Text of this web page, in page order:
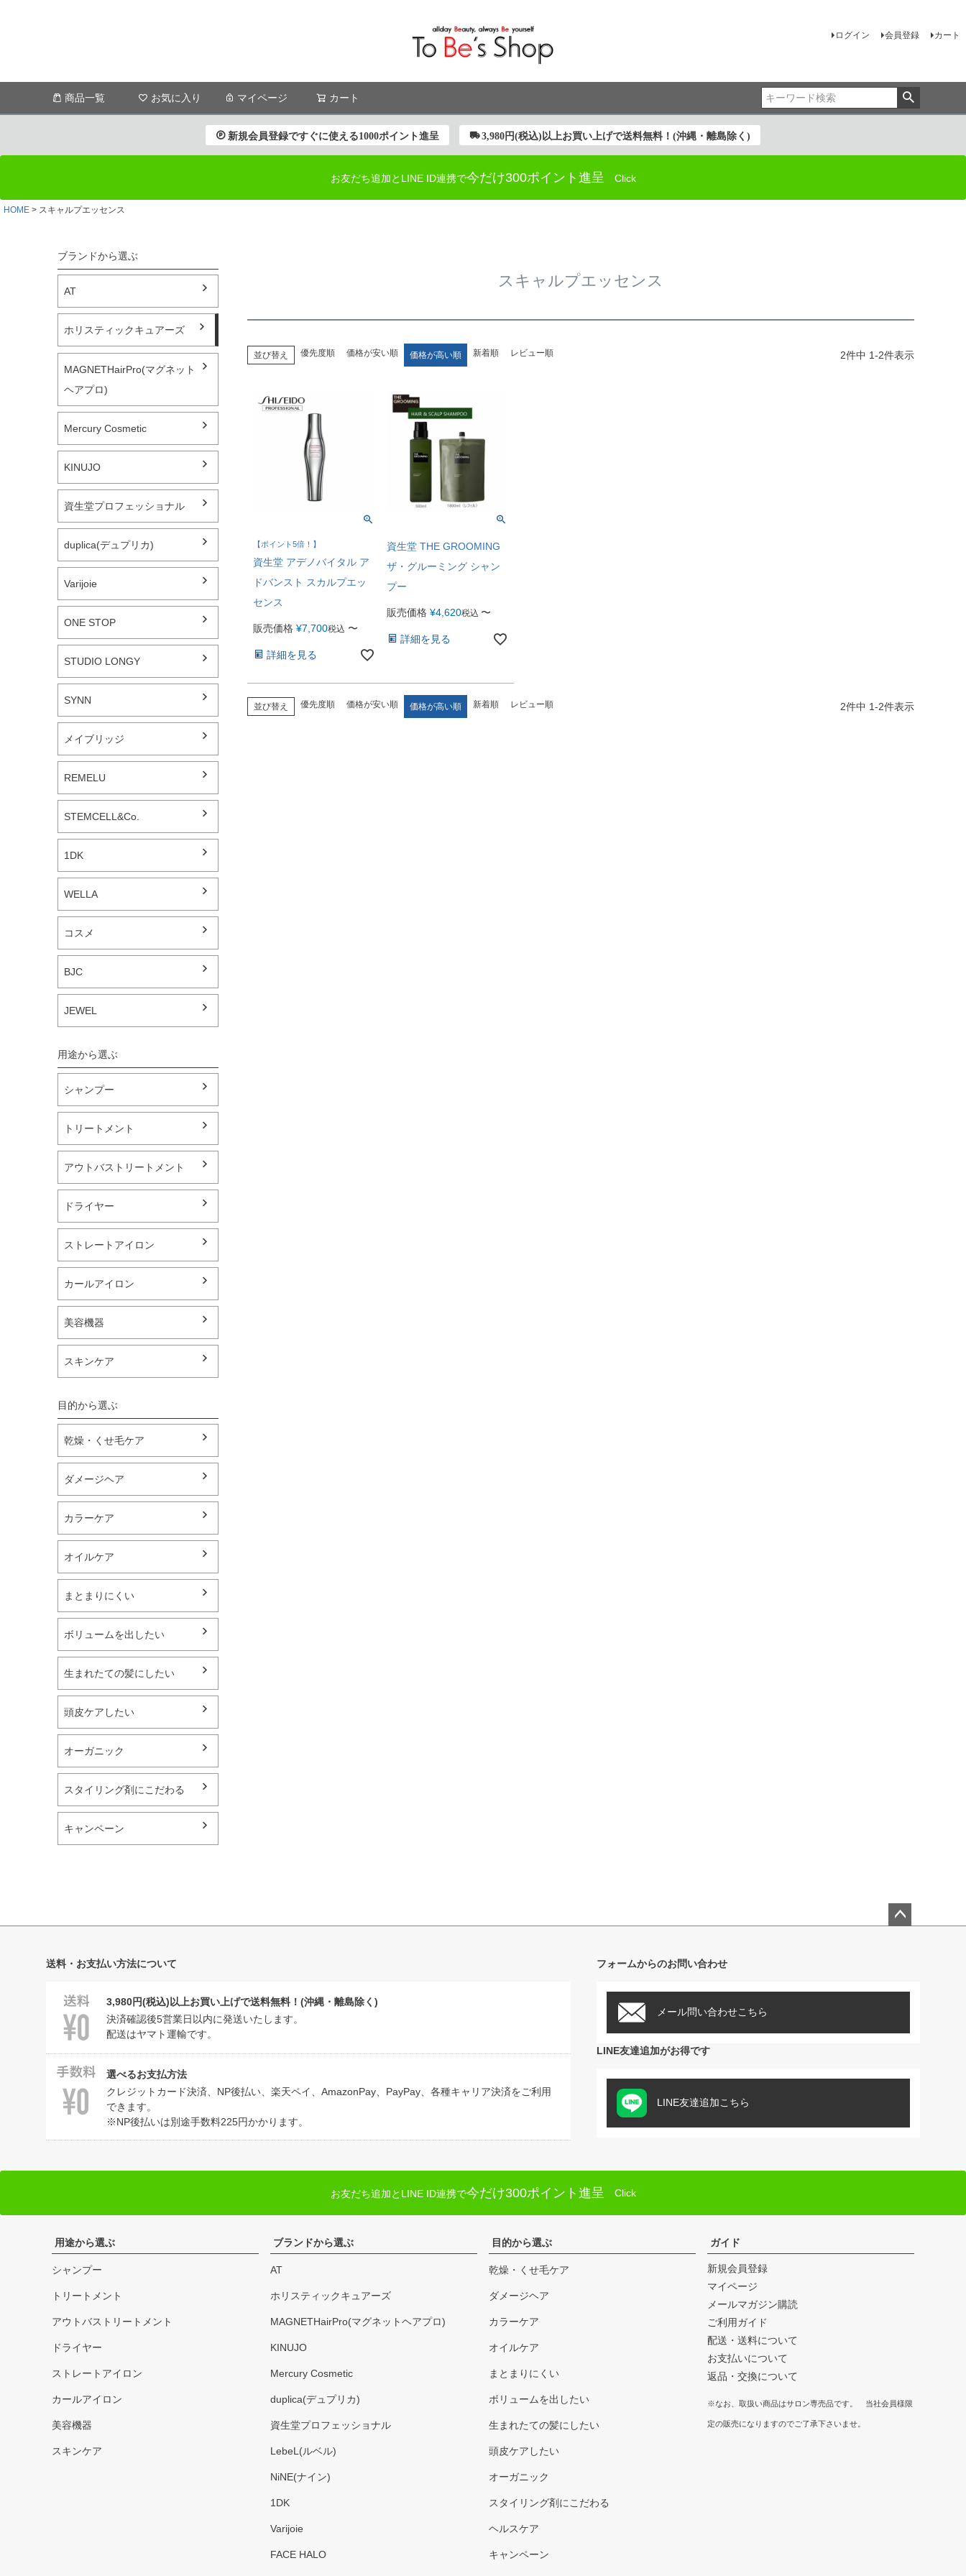
ログイン 会員登録 カート
商品一覧 お気に入り マイページ カート
新規会員登録ですぐに使える1000ポイント進呈 3,980円(税込)以上お買い上げで送料無料！(沖縄・離島除く)
お友だち追加とLINE ID連携で今だけ300ポイント進呈 Click
HOME スキャルプエッセンス
AT
ホリスティックキュアーズ
MAGNETHairPro(マグネット
ヘアプロ)
Mercury Cosmetic
KINUJO
資生堂プロフェッショナル
duplica(デュプリカ)
Varijoie
ONE STOP
STUDIO LONGY
SYNN
メイブリッジ
REMELU
STEMCELL&Co.
1DK
WELLA
コスメ
BJC
JEWEL
シャンプー
トリートメント
アウトバストリートメント
ドライヤー
ストレートアイロン
カールアイロン
美容機器
スキンケア
乾燥・くせ毛ケア
ダメージヘア
カラーケア
オイルケア
まとまりにくい
ボリュームを出したい
生まれたての髪にしたい
頭皮ケアしたい
オーガニック
スタイリング剤にこだわる
キャンペーン
スキャルプエッセンス
並び替え 優先度順 価格が安い順 価格が高い順 新着順 レビュー順 2件中 1-2件表示
【ポイント5倍！】
資生堂 アデノバイタル ア
ドバンスト スカルプエッ
センス
販売価格 ¥7,700税込 〜
詳細を見る
資生堂 THE GROOMING
ザ・グルーミング シャン
プー
販売価格 ¥4,620税込 〜
詳細を見る
並び替え 優先度順 価格が安い順 価格が高い順 新着順 レビュー順 2件中 1-2件表示
送料・お支払い方法について
3,980円(税込)以上お買い上げで送料無料！(沖縄・離島除く)
決済確認後5営業日以内に発送いたします。
配送はヤマト運輸です。
選べるお支払方法
クレジットカード決済、NP後払い、楽天ペイ、AmazonPay、PayPay、各種キャリア決済をご利用
できます。
※NP後払いは別途手数料225円かかります。
フォームからのお問い合わせ
メール問い合わせこちら
LINE友達追加がお得です
LINE友達追加こちら
お友だち追加とLINE ID連携で今だけ300ポイント進呈 Click
用途から選ぶ
シャンプー
トリートメント
アウトバストリートメント
ドライヤー
ストレートアイロン
カールアイロン
美容機器
スキンケア
ブランドから選ぶ
AT
ホリスティックキュアーズ
MAGNETHairPro(マグネットヘアプロ)
KINUJO
Mercury Cosmetic
duplica(デュプリカ)
資生堂プロフェッショナル
LebeL(ルベル)
NiNE(ナイン)
1DK
Varijoie
FACE HALO
目的から選ぶ
乾燥・くせ毛ケア
ダメージヘア
カラーケア
オイルケア
まとまりにくい
ボリュームを出したい
生まれたての髪にしたい
頭皮ケアしたい
オーガニック
スタイリング剤にこだわる
ヘルスケア
キャンペーン
ガイド
新規会員登録
マイページ
メールマガジン購読
ご利用ガイド
配送・送料について
お支払いについて
返品・交換について
※なお、取扱い商品はサロン専売品です。 当社会員様限
定の販売になりますのでご了承下さいませ。